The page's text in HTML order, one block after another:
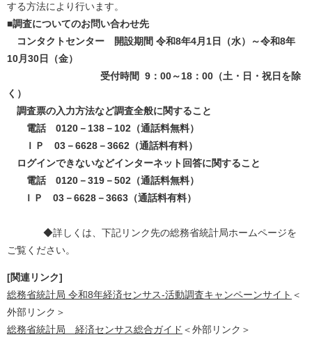
する方法により行います。
■調査についてのお問い合わせ先
コンタクトセンター 開設期間 令和8年4月1日（水）～令和8年
10月30日（金）
受付時間 9：00～18：00（土・日・祝日を除
く）
調査票の入力方法など調査全般に関すること
電話 0120－138－102（通話料無料）
ＩＰ 03－6628－3662（通話料有料）
ログインできないなどインターネット回答に関すること
電話 0120－319－502（通話料無料）
ＩＰ 03－6628－3663（通話料有料）
◆詳しくは、下記リンク先の総務省統計局ホームページを
ご覧ください。
[関連リンク]
総務省統計局 令和8年経済センサス-活動調査キャンペーンサイト ＜
外部リンク＞
総務省統計局 経済センサス総合ガイド ＜外部リンク＞